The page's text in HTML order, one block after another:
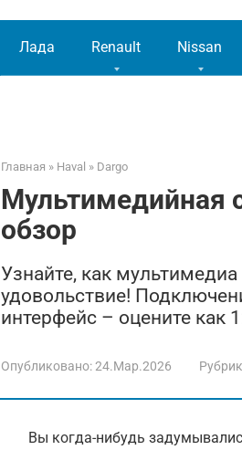
Лада Renault Nissan
Главная » Haval » Dargo
Мультимедийная
обзор
Узнайте, как
удовольствие!
интерфейс – оцените как
Опубликовано:24.Мар.2026
Вы когда-нибудь